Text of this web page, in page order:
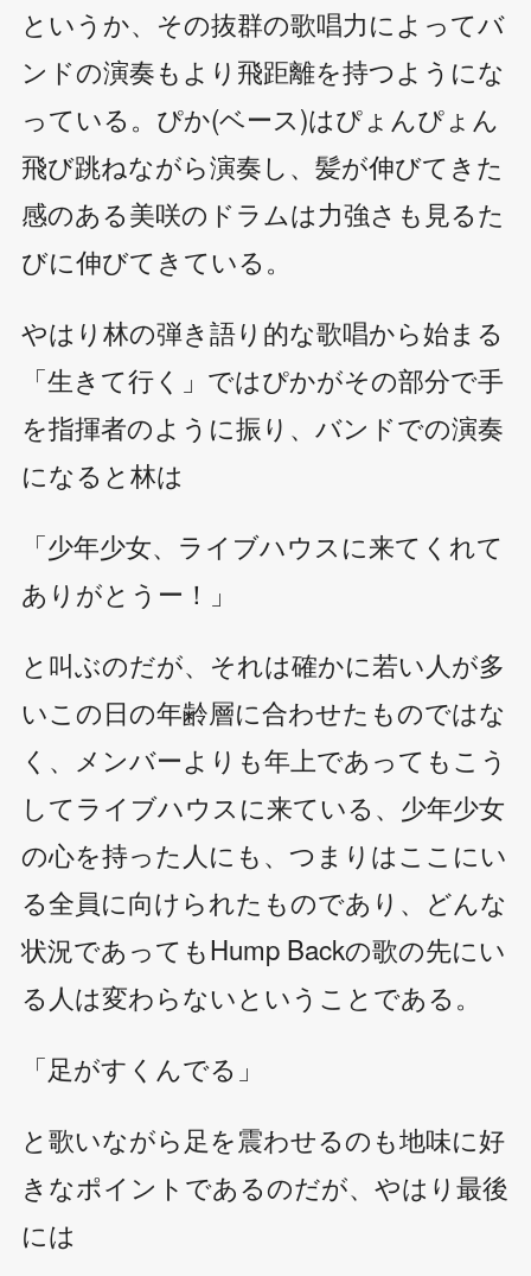
というか、その抜群の歌唱力によってバ
ンドの演奏もより飛距離を持つようにな
っている。ぴか(ベース)はぴょんぴょん
飛び跳ねながら演奏し、髪が伸びてきた
感のある美咲のドラムは力強さも見るた
びに伸びてきている。
やはり林の弾き語り的な歌唱から始まる
「生きて行く」ではぴかがその部分で手
を指揮者のように振り、バンドでの演奏
になると林は
「少年少女、ライブハウスに来てくれて
ありがとうー！」
と叫ぶのだが、それは確かに若い人が多
いこの日の年齢層に合わせたものではな
く、メンバーよりも年上であってもこう
してライブハウスに来ている、少年少女
の心を持った人にも、つまりはここにい
る全員に向けられたものであり、どんな
状況であってもHump Backの歌の先にい
る人は変わらないということである。
「足がすくんでる」
と歌いながら足を震わせるのも地味に好
きなポイントであるのだが、やはり最後
には